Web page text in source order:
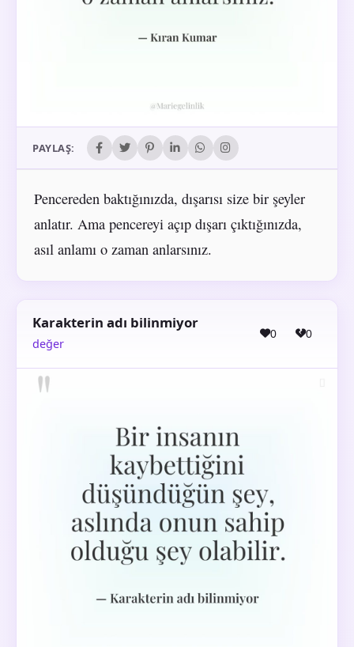
PAYLAŞ:
Pencereden baktığınızda, dışarısı size bir şeyler
anlatır. Ama pencereyi açıp dışarı çıktığınızda,
asıl anlamı o zaman anlarsınız.
Karakterin adı bilinmiyor
değer
0 0